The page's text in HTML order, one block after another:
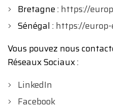
Bretagne :https://
Sénégal :https://
Vous pouvez nous
Réseaux Sociaux :
LinkedIn
Facebook